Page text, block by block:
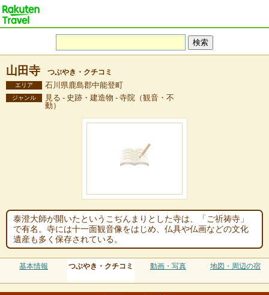
山田寺 つぶやき・クチコミ
エリア 石川県鹿島郡中能登町
ジャンル
見る - 史跡・建造物 - 寺院（観音・不
動）
泰澄大師が開いたというこぢんまりとした寺は、「ご祈祷寺」
で有名。寺には十一面観音像をはじめ、仏具や仏画などの文化
遺産も多く保存されている。
基本情報 つぶやき・クチコミ 動画・写真 地図・周辺の宿